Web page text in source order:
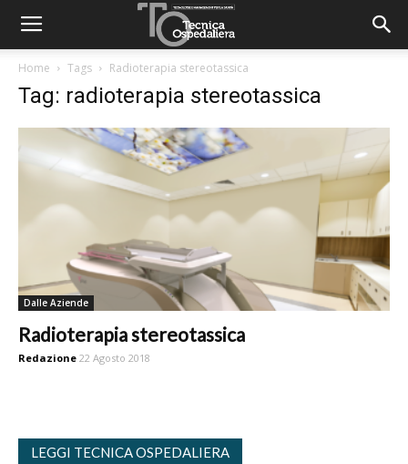
Home Tags Radioterapia stereotassica
Tag: radioterapia stereotassica
Dalle Aziende
Radioterapia stereotassica
Redazione 22 Agosto 2018
LEGGI TECNICA OSPEDALIERA